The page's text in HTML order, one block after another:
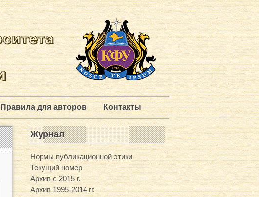
Правила для авторов Контакты
Журнал
Нормы публикационной этики
Текущий номер
Архив с 2015 г.
Архив 1995-2014 гг.